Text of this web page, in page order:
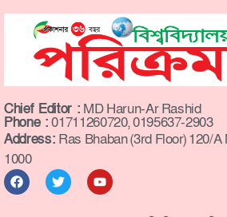
Chief Editor : MD Harun-Ar Rashid
Phone :01711260720, 0195637-2903
Address: Ras Bhaban (3rd Floor) 120/
1000